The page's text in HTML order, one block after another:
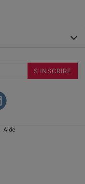
S'INSCRIRE
Aide